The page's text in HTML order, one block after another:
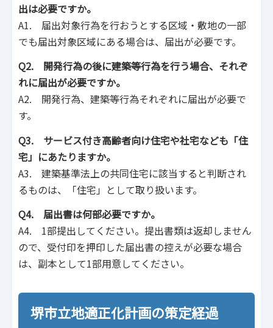
出は必要ですか。
A1. 届出対象行為を行おうとする区域・敷地の一部
でも届出対象区域にある場合は、届出が必要です。
Q2. 開発行為の後に建築等行為を行う場合、それぞ
れに届出が必要ですか。
A2. 開発行為、建築等行為それぞれに届出が必要で
す。
Q3. サービス付き高齢者向け住宅や社宅なども「住
宅」にあたりますか。
A3. 建築基準法上の共同住宅に該当すると判断され
るものは、「住宅」として取り扱います。
Q4. 届出書は何部必要ですか。
A4. 1部提出してください。提出書類は返却しません
ので、受付印を押印した届出書の控えが必要な場合
は、副本として1部⽤意してください。
堺市立地適正化計画の策定経過